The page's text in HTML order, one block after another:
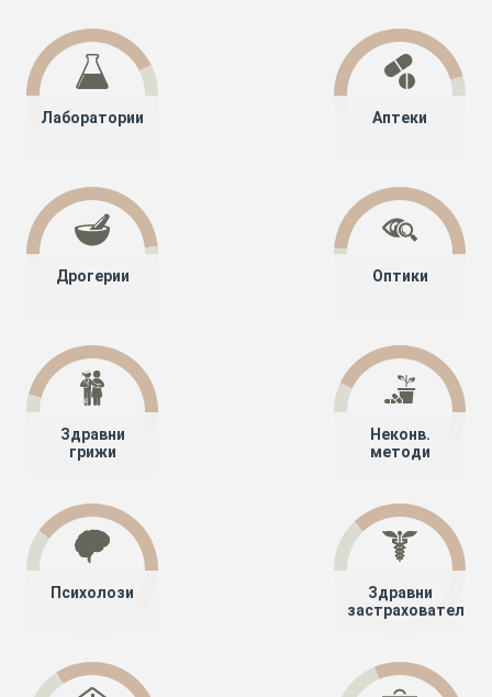
Лаборатории Аптеки
Дрогерии Оптики
Здравни
грижи
Неконв.
методи
Психолози
Здравни
застрахователи